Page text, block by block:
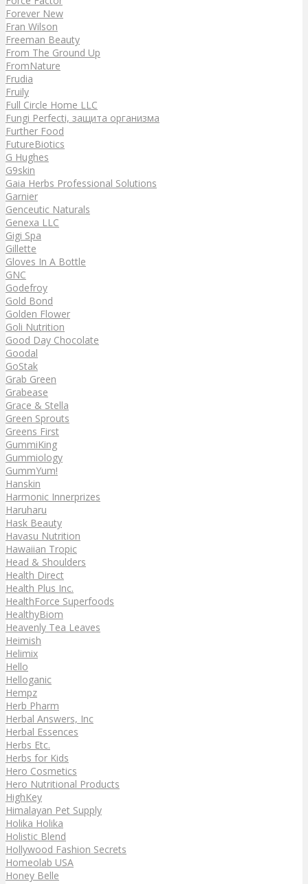
Forever New
Fran Wilson
Freeman Beauty
From The Ground Up
FromNature
Frudia
Fruily
Full Circle Home LLC
Fungi Perfecti, защита организма
Further Food
FutureBiotics
G Hughes
G9skin
Gaia Herbs Professional Solutions
Garnier
Genceutic Naturals
Genexa LLC
Gigi Spa
Gillette
Gloves In A Bottle
GNC
Godefroy
Gold Bond
Golden Flower
Goli Nutrition
Good Day Chocolate
Goodal
GoStak
Grab Green
Grabease
Grace & Stella
Green Sprouts
Greens First
GummiKing
Gummiology
GummYum!
Hanskin
Harmonic Innerprizes
Haruharu
Hask Beauty
Havasu Nutrition
Hawaiian Tropic
Head & Shoulders
Health Direct
Health Plus Inc.
HealthForce Superfoods
HealthyBiom
Heavenly Tea Leaves
Heimish
Helimix
Hello
Helloganic
Hempz
Herb Pharm
Herbal Answers, Inc
Herbal Essences
Herbs Etc.
Herbs for Kids
Hero Cosmetics
Hero Nutritional Products
HighKey
Himalayan Pet Supply
Holika Holika
Holistic Blend
Hollywood Fashion Secrets
Homeolab USA
Honey Belle